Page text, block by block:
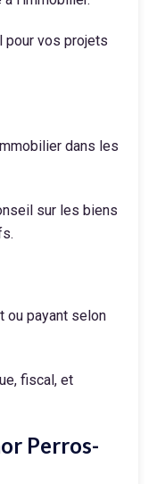
pour vos projets
dans les
sur les biens
ou payant selon
fiscal, et
Perros-